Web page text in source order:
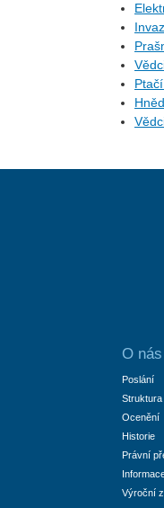
O nás
Poslání
Struktura
Ocenění
Historie
Právní
Výroční